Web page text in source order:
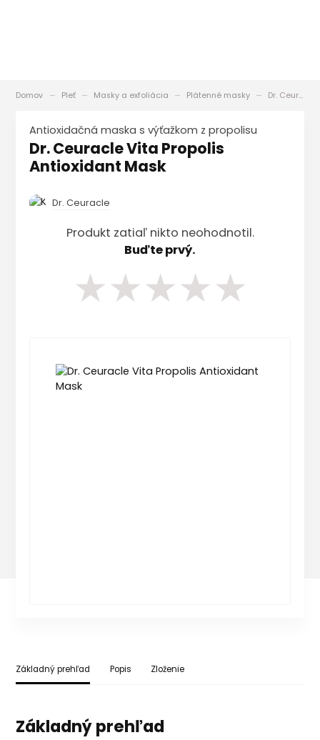
Domov Pleť Masky a exfoliácia Plátenné masky Dr. Ceuracle Vita Propolis Antioxidant Mask
Antioxidačná maska ​​s výťažkom z propolisu
Dr. Ceuracle Vita Propolis
Antioxidant Mask
Dr. Ceuracle
Produkt zatiaľ nikto neohodnotil.
Buďte prvý.
★★★★★
Základný prehľad Popis Zloženie
Základný prehľad